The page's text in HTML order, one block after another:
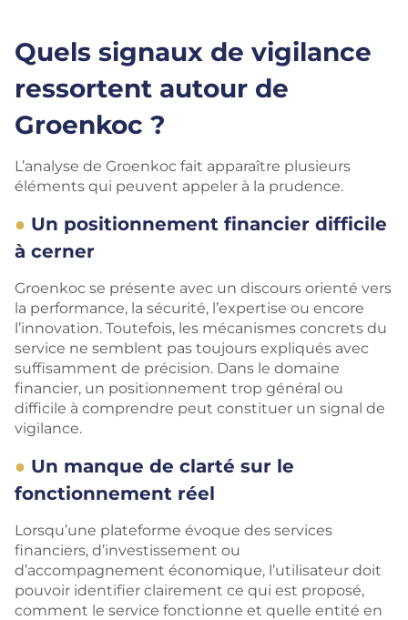
Quels signaux de vigilance
ressortent autour de
Groenkoc ?
L’analyse de Groenkoc fait apparaître plusieurs
éléments qui peuvent appeler à la prudence.
Un positionnement financier difficile
à cerner
Groenkoc se présente avec un discours orienté vers
la performance, la sécurité, l’expertise ou encore
l’innovation. Toutefois, les mécanismes concrets du
service ne semblent pas toujours expliqués avec
suffisamment de précision. Dans le domaine
financier, un positionnement trop général ou
difficile à comprendre peut constituer un signal de
vigilance.
Un manque de clarté sur le
fonctionnement réel
Lorsqu’une plateforme évoque des services
financiers, d’investissement ou
d’accompagnement économique, l’utilisateur doit
pouvoir identifier clairement ce qui est proposé,
comment le service fonctionne et quelle entité en